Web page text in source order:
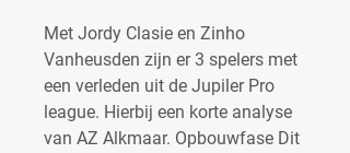
Met Jordy Clasie en Zinho
Vanheusden zijn er 3 spelers met
een verleden uit de Jupiler Pro
league. Hierbij een korte analyse
van AZ Alkmaar. Opbouwfase Dit